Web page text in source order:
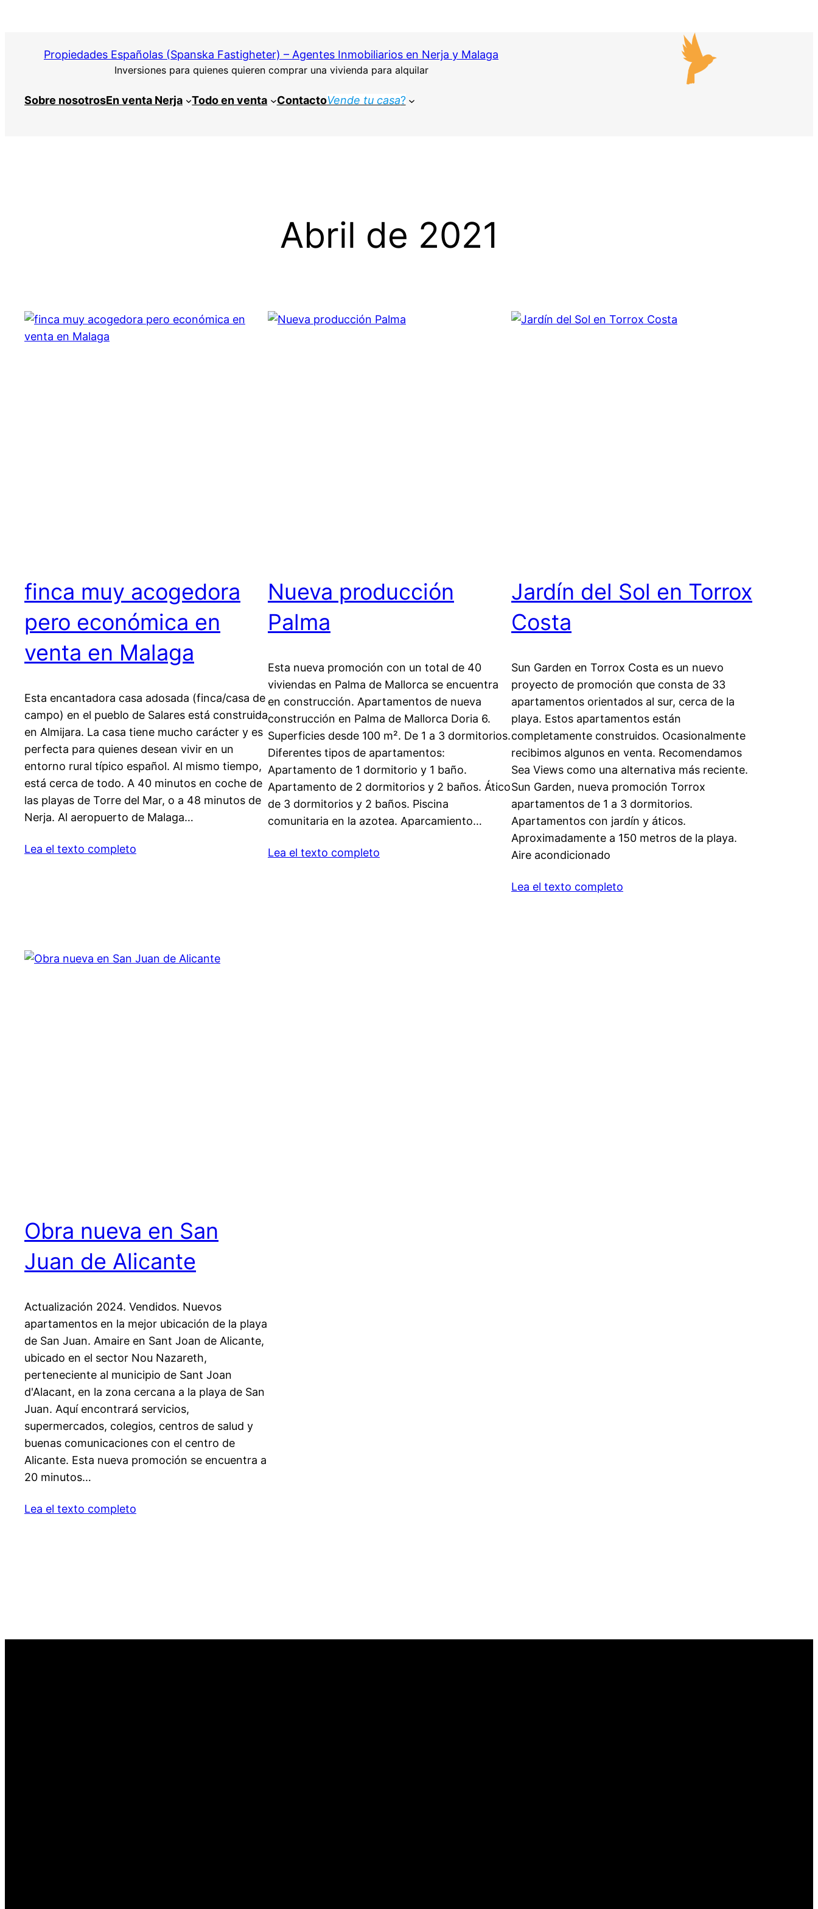
Propiedades Españolas (Spanska Fastigheter) – Agentes Inmobiliarios en Nerja y Malaga
Inversiones para quienes quieren comprar una vivienda para alquilar
Sobre nosotrosEn venta Nerja Todo en venta ContactoVende tu casa?
Abril de 2021
finca muy acogedora
pero económica en
venta en Malaga
Esta encantadora casa adosada (finca/casa de
campo) en el pueblo de Salares está construida
en Almijara. La casa tiene mucho carácter y es
perfecta para quienes desean vivir en un
entorno rural típico español. Al mismo tiempo,
está cerca de todo. A 40 minutos en coche de
las playas de Torre del Mar, o a 48 minutos de
Nerja. Al aeropuerto de Malaga…
Lea el texto completo
Nueva producción
Palma
Esta nueva promoción con un total de 40
viviendas en Palma de Mallorca se encuentra
en construcción. Apartamentos de nueva
construcción en Palma de Mallorca Doria 6.
Superficies desde 100 m². De 1 a 3 dormitorios.
Diferentes tipos de apartamentos:
Apartamento de 1 dormitorio y 1 baño.
Apartamento de 2 dormitorios y 2 baños. Ático
de 3 dormitorios y 2 baños. Piscina
comunitaria en la azotea. Aparcamiento…
Lea el texto completo
Jardín del Sol en Torrox
Costa
Sun Garden en Torrox Costa es un nuevo
proyecto de promoción que consta de 33
apartamentos orientados al sur, cerca de la
playa. Estos apartamentos están
completamente construidos. Ocasionalmente
recibimos algunos en venta. Recomendamos
Sea Views como una alternativa más reciente.
Sun Garden, nueva promoción Torrox
apartamentos de 1 a 3 dormitorios.
Apartamentos con jardín y áticos.
Aproximadamente a 150 metros de la playa.
Aire acondicionado
Lea el texto completo
Obra nueva en San
Juan de Alicante
Actualización 2024. Vendidos. Nuevos
apartamentos en la mejor ubicación de la playa
de San Juan. Amaire en Sant Joan de Alicante,
ubicado en el sector Nou Nazareth,
perteneciente al municipio de Sant Joan
d'Alacant, en la zona cercana a la playa de San
Juan. Aquí encontrará servicios,
supermercados, colegios, centros de salud y
buenas comunicaciones con el centro de
Alicante. Esta nueva promoción se encuentra a
20 minutos…
Lea el texto completo